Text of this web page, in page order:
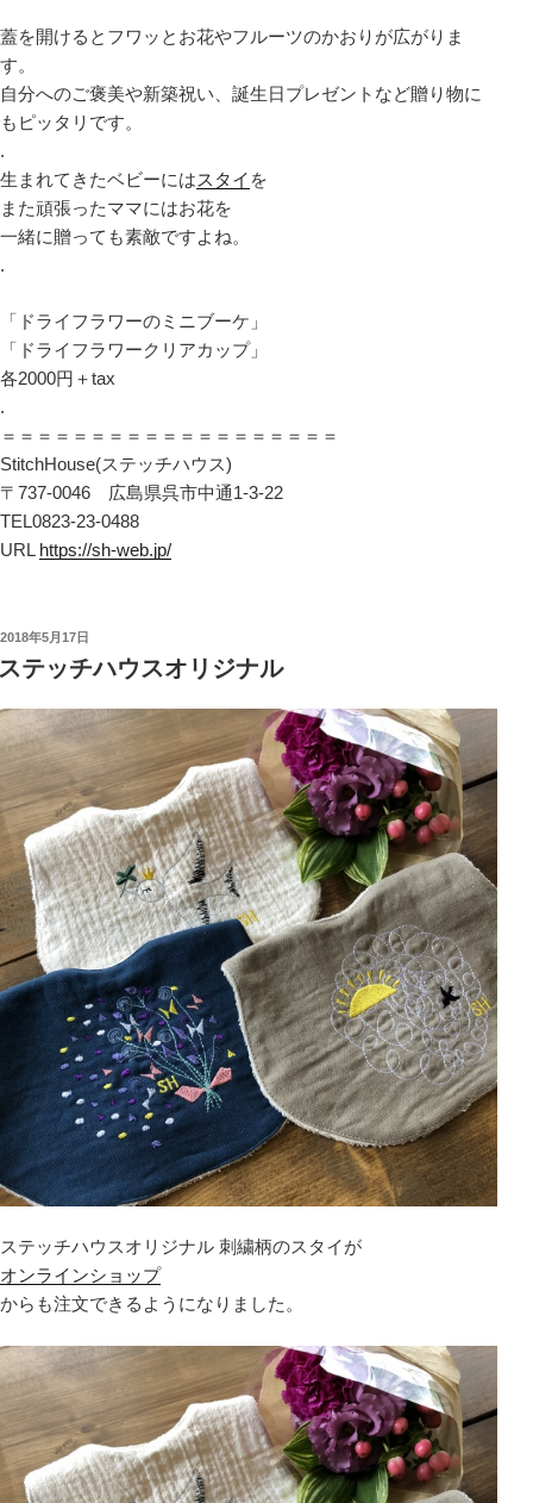
蓋を開けるとフワッとお花やフルーツのかおりが広がりま
す。
自分へのご褒美や新築祝い、誕生日プレゼントなど贈り物に
もピッタリです。
.
生まれてきたベビーにはスタイ を
また頑張ったママにはお花を
一緒に贈っても素敵ですよね。
.
「ドライフラワーのミニブーケ」
「ドライフラワークリアカップ」
各2000円＋tax
.
＝＝＝＝＝＝＝＝＝＝＝＝＝＝＝＝＝＝＝
StitchHouse(ステッチハウス)
〒737-0046 広島県呉市中通1-3-22
TEL0823-23-0488
URL https://sh-web.jp/
投
稿
日:
2018年5月17日
テッチハウスオリジナル
ステッチハウスオリジナル 刺繍柄のスタイが
オンラインショップ
からも注文できるようになりました。